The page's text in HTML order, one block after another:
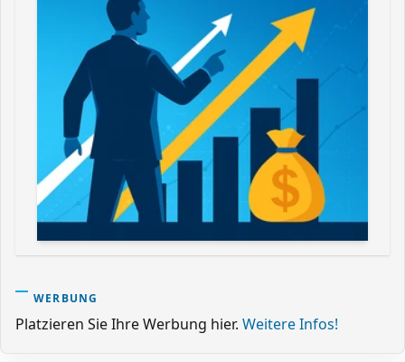
WERBUNG
Platzieren Sie Ihre Werbung hier. Weitere Infos!